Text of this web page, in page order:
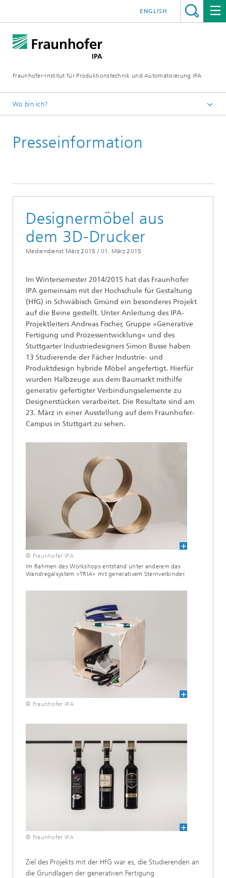
Fraunhofer-Institut für Produktionstechnik und Automatisierung IPA
ENGLISH
Wo bin ich?
Presse/Medien
Presseinformation
Designermöbel aus
dem 3D-Drucker
Mediendienst März 2015 / 01. März 2015
Im Wintersemester 2014/2015 hat das Fraunhofer
IPA gemeinsam mit der Hochschule für Gestaltung
(HfG) in Schwäbisch Gmünd ein besonderes Projekt
auf die Beine gestellt. Unter Anleitung des IPA-
Projektleiters Andreas Fischer, Gruppe »Generative
Fertigung und Prozessentwicklung« und des
Stuttgarter Industriedesigners Simon Busse haben
13 Studierende der Fächer Industrie- und
Produktdesign hybride Möbel angefertigt. Hierfür
wurden Halbzeuge aus dem Baumarkt mithilfe
generativ gefertigter Verbindungselemente zu
Designerstücken verarbeitet. Die Resultate sind am
23. März in einer Ausstellung auf dem Fraunhofer-
Campus in Stuttgart zu sehen.
© Fraunhofer IPA
Im Rahmen des Workshops entstand unter anderem das
Wandregalsystem »TRIA« mit generativem Sternverbinder.
© Fraunhofer IPA
© Fraunhofer IPA
Ziel des Projekts mit der HfG war es, die Studierenden an
die Grundlagen der generativen Fertigung